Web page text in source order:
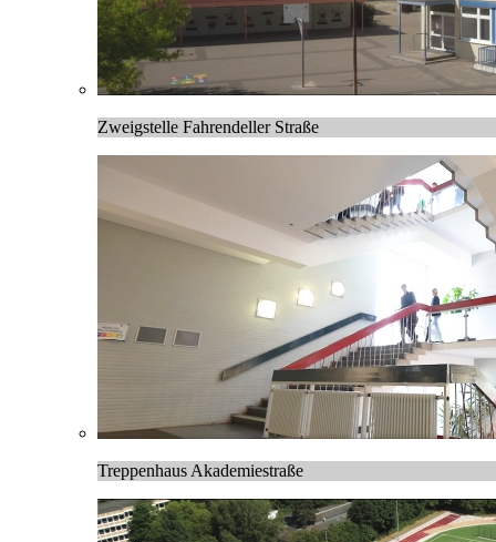
Zweigstelle Fahrendeller Straße
Treppenhaus Akademiestraße